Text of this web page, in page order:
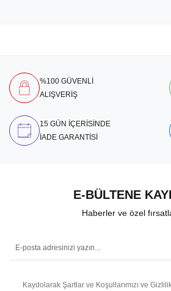
%100 GÜVENLİ
ALIŞVERİŞ
15 GÜN İÇERİSİNDE
İADE GARANTİSİ
E-BÜLTENE
Haberler ve özel
Kaydolarak Şartlar ve Koşullarımızı ve